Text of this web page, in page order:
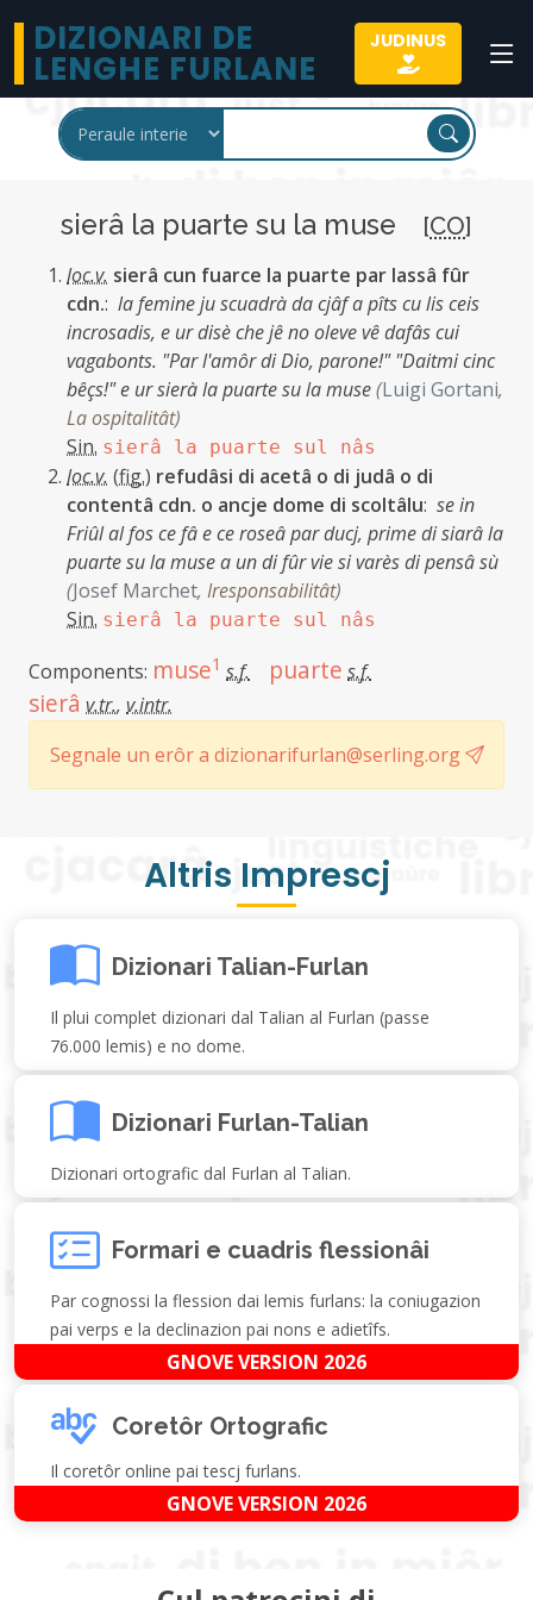
DIZIONARI DE
LENGHE FURLANE
JUDINUS
sierâ la puarte su la muse [CO]
loc.v. sierâ cun fuarce la puarte par lassâ fûr
cdn.: la femine ju scuadrà da cjâf a pîts cu lis ceis
incrosadis, e ur disè che jê no oleve vê dafâs cui
vagabonts. "Par l'amôr di Dio, parone!" "Daitmi cinc
bêçs!" e ur sierà la puarte su la muse(Luigi Gortani,
La ospitalitât)
Sin. sierâ la puarte sul nâs
loc.v. (fig.) refudâsi di acetâ o di judâ o di
contentâ cdn. o ancje dome di scoltâlu: se in
Friûl al fos ce fâ e ce roseâ par ducj, prime di siarâ la
puarte su la muse a un di fûr vie si varès di pensâ sù
(Josef Marchet, Iresponsabilitât)
Sin. sierâ la puarte sul nâs
Components: muse1 s.f. puarte s.f.
sierâ v.tr., v.intr.
Segnale un erôr a dizionarifurlan@serling.org
Altris Imprescj
Dizionari Talian-Furlan
Il plui complet dizionari dal Talian al Furlan (passe
76.000 lemis) e no dome.
Dizionari Furlan-Talian
Dizionari ortografic dal Furlan al Talian.
Formari e cuadris flessionâi
Par cognossi la flession dai lemis furlans: la coniugazion
pai verps e la declinazion pai nons e adietîfs.
GNOVE VERSION 2026
Coretôr Ortografic
Il coretôr online pai tescj furlans.
GNOVE VERSION 2026